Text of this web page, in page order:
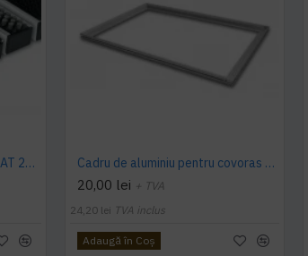
Covoras profesional DOORMAT 22 RB (cauciuc si perie) Cadru de aluminiu pentru covoras profesional Doormat
20,00 lei + TVA
24,20 lei TVA inclus
Adaugă în Coş